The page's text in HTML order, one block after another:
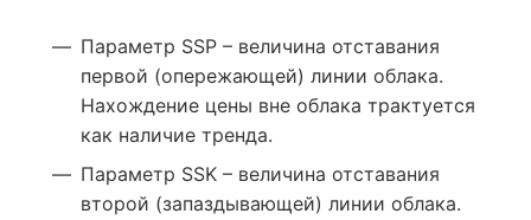
Параметр SSP – величина отставания
первой (опережающей) линии облака.
Нахождение цены вне облака трактуется
как наличие тренда.
Параметр SSK – величина отставания
второй (запаздывающей) линии облака.